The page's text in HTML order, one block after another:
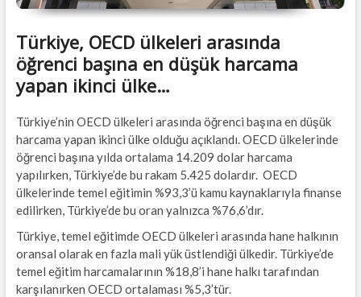
Türkiye, OECD ülkeleri arasında
öğrenci başına en düşük harcama
yapan ikinci ülke…
Türkiye’nin OECD ülkeleri arasında öğrenci başına en düşük
harcama yapan ikinci ülke olduğu açıklandı. OECD ülkelerinde
öğrenci başına yılda ortalama 14.209 dolar harcama
yapılırken, Türkiye’de bu rakam 5.425 dolardır. OECD
ülkelerinde temel eğitimin %93,3’ü kamu kaynaklarıyla finanse
edilirken, Türkiye’de bu oran yalnızca %76,6’dır.
Türkiye, temel eğitimde OECD ülkeleri arasında hane halkının
oransal olarak en fazla mali yük üstlendiği ülkedir. Türkiye’de
temel eğitim harcamalarının %18,8’i hane halkı tarafından
karşılanırken OECD ortalaması %5,3’tür.